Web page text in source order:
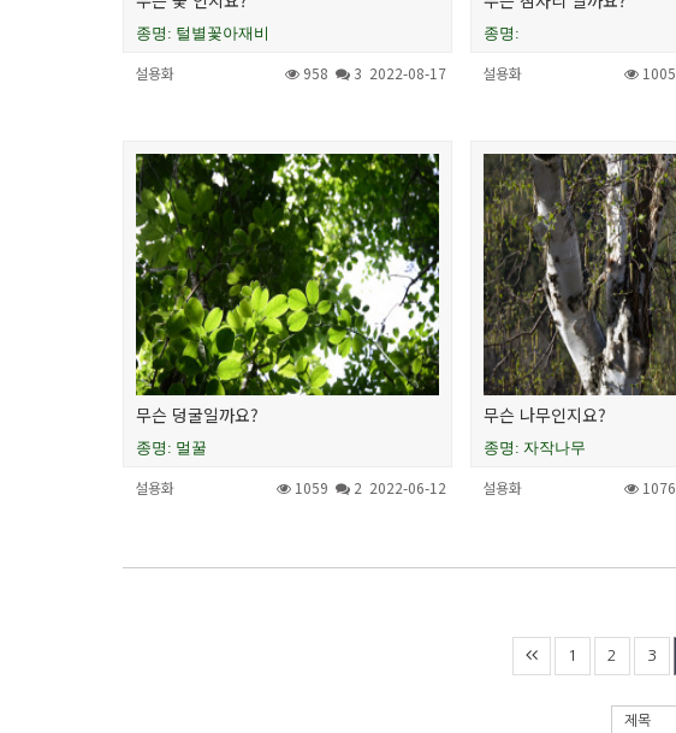
종명: 털별꽃아재비
설용화 958 3 2022-08-17
종명:
설용화 1005
무슨 덩굴일까요?
종명: 멀꿀
설용화 1059 2 2022-06-12
무슨 나무인지요?
종명: 자작나무
설용화 1076
1 2 3
제목